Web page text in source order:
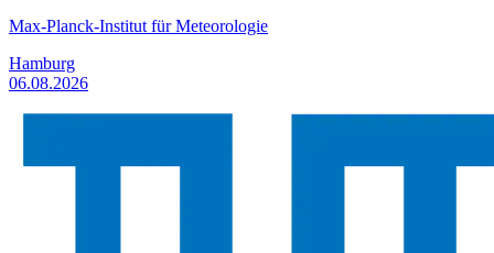
Max-Planck-Institut für Meteorologie
Hamburg
06.08.2026